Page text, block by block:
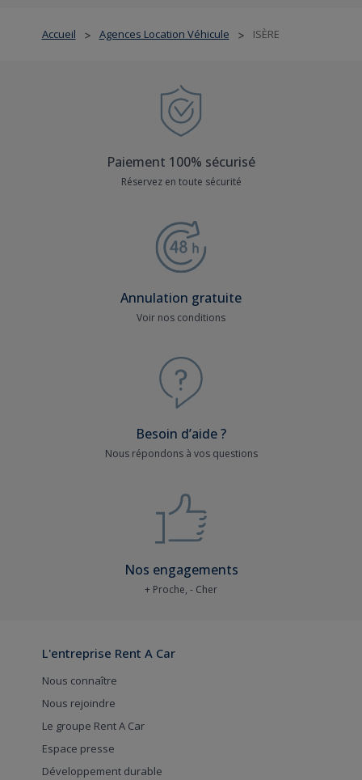
Accueil > Agences Location Véhicule > ISÈRE
Paiement 100% sécurisé
Réservez en toute sécurité
Annulation gratuite
Voir nos conditions
Besoin d’aide ?
Nous répondons à vos questions
Nos engagements
+ Proche, - Cher
L'entreprise Rent A Car
Nous connaître
Nous rejoindre
Le groupe Rent A Car
Espace presse
Développement durable